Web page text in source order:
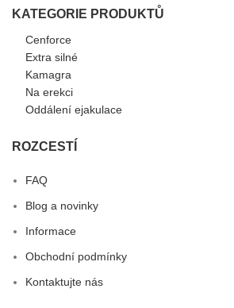
KATEGORIE PRODUKTŮ
Cenforce
Extra silné
Kamagra
Na erekci
Oddálení ejakulace
ROZCESTÍ
FAQ
Blog a novinky
Informace
Obchodní podmínky
Kontaktujte nás